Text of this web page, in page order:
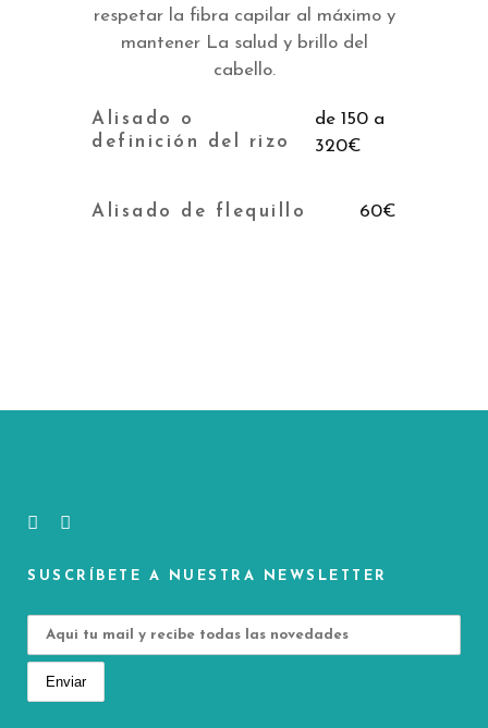
respetar la fibra capilar al máximo y
mantener La salud y brillo del
cabello.
Alisado o
definición del rizo
de 150 a
320€
Alisado de flequillo 60€
SUSCRÍBETE A NUESTRA NEWSLETTER